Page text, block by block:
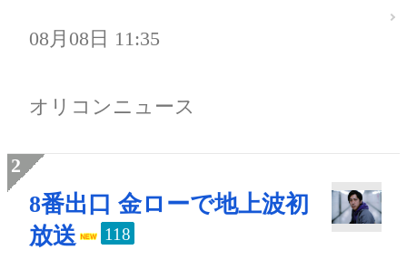
08月08日 11:35
オリコンニュース
8番出口 金ローで地上波初
放送
118